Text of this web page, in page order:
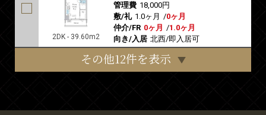
2DK - 39.60m2
管理費 18,000円
敷/礼 1.0ヶ月 /0ヶ月
仲介/FR 0ヶ月 /1.0ヶ月
向き/入居 北西/即入居可
その他12件を表示